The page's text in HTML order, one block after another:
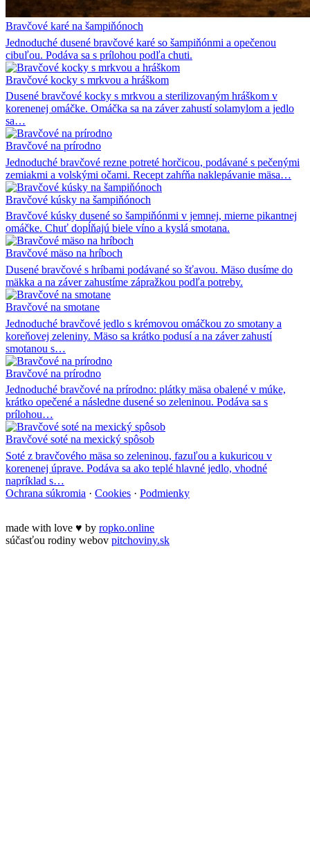
Bravčové karé na šampiňónoch
Jednoduché dusené bravčové karé so šampiňónmi a opečenou
cibuľou. Podáva sa s prílohou podľa chuti.
Bravčové kocky s mrkvou a hráškom
Dusené bravčové kocky s mrkvou a sterilizovaným hráškom v
korenenej omáčke. Omáčka sa na záver zahustí solamylom a jedlo
sa…
Bravčové na prírodno
Jednoduché bravčové rezne potreté horčicou, podávané s pečenými
zemiakmi a volskými očami. Recept zahŕňa naklepávanie mäsa…
Bravčové kúsky na šampiňónoch
Bravčové kúsky dusené so šampiňónmi v jemnej, mierne pikantnej
omáčke. Chuť dopĺňajú biele víno a kyslá smotana.
Bravčové mäso na hríboch
Dusené bravčové s hríbami podávané so šťavou. Mäso dusíme do
mäkka a na záver zahustíme zápražkou podľa potreby.
Bravčové na smotane
Jednoduché bravčové jedlo s krémovou omáčkou zo smotany a
koreňovej zeleniny. Mäso sa krátko podusí a na záver zahustí
smotanou s…
Bravčové na prírodno
Jednoduché bravčové na prírodno: plátky mäsa obalené v múke,
krátko opečené a následne dusené so zeleninou. Podáva sa s
prílohou…
Bravčové soté na mexický spôsob
Soté z bravčového mäsa so zeleninou, fazuľou a kukuricou v
korenenej úprave. Podáva sa ako teplé hlavné jedlo, vhodné
napríklad s…
Ochrana súkromia · Cookies · Podmienky
made with love ♥ by ropko.online
súčasťou rodiny webov pitchoviny.sk